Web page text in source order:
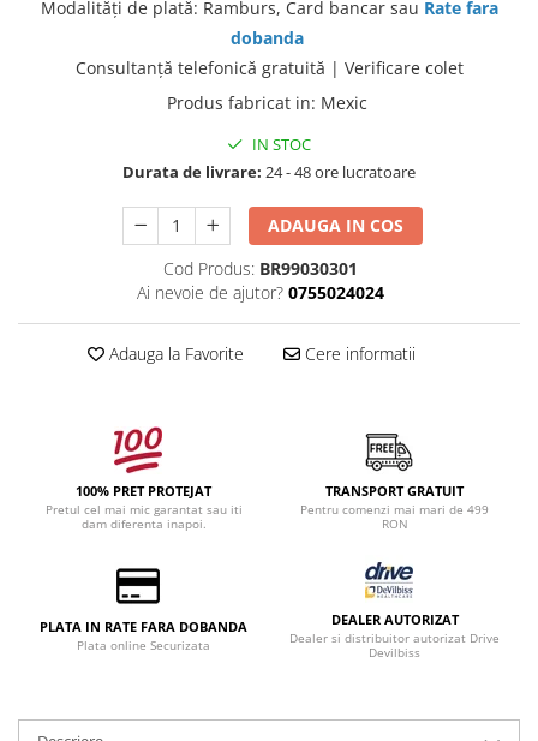
Modalităţi de plată: Ramburs, Card bancar sau Rate fara
dobanda
Consultanţă telefonică gratuită | Verificare colet
Produs fabricat in: Mexic
IN STOC
Durata de livrare: 24 - 48 ore lucratoare
ADAUGA IN COS
Cod Produs: BR99030301
Ai nevoie de ajutor? 0755024024
Adauga la Favorite Cere informatii
100% PRET PROTEJAT
Pretul cel mai mic garantat sau iti
dam diferenta inapoi.
TRANSPORT GRATUIT
Pentru comenzi mai mari de 499
RON
PLATA IN RATE FARA DOBANDA
Plata online Securizata
DEALER AUTORIZAT
Dealer si distribuitor autorizat Drive
Devilbiss